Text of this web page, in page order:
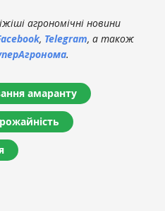
агрономічні новини
, Telegram, а також
.
амаранту